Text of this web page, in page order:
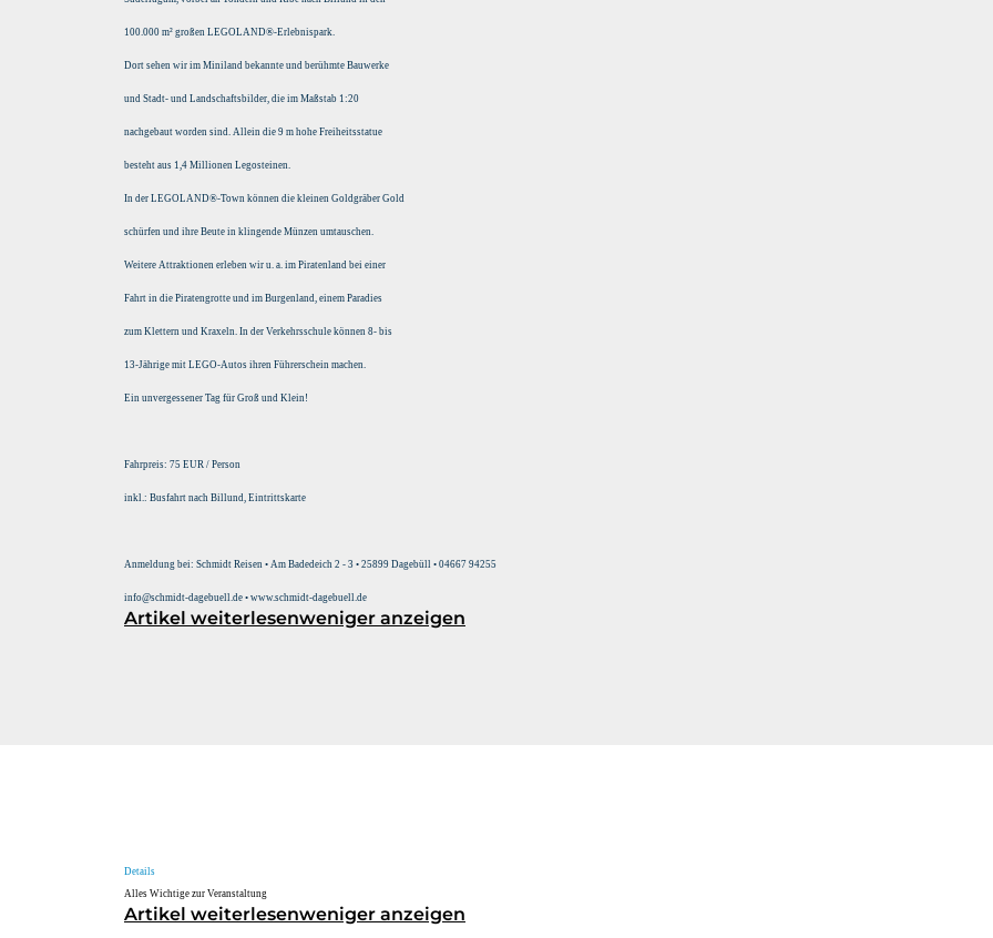
100.000 m² großen LEGOLAND®-Erlebnispark.
Dort sehen wir im Miniland bekannte und berühmte Bauwerke
und Stadt- und Landschaftsbilder, die im Maßstab 1:20
nachgebaut worden sind. Allein die 9 m hohe Freiheitsstatue
besteht aus 1,4 Millionen Legosteinen.
In der LEGOLAND®-Town können die kleinen Goldgräber Gold
schürfen und ihre Beute in klingende Münzen umtauschen.
Weitere Attraktionen erleben wir u. a. im Piratenland bei einer
Fahrt in die Piratengrotte und im Burgenland, einem Paradies
zum Klettern und Kraxeln. In der Verkehrsschule können 8- bis
13-Jährige mit LEGO-Autos ihren Führerschein machen.
Ein unvergessener Tag für Groß und Klein!
Fahrpreis: 75 EUR / Person
inkl.: Busfahrt nach Billund, Eintrittskarte
Anmeldung bei: Schmidt Reisen • Am Badedeich 2 - 3 • 25899 Dagebüll • 04667 94255
info@schmidt-dagebuell.de • www.schmidt-dagebuell.de
Artikel weiterlesenweniger anzeigen
Details
Alles Wichtige zur Veranstaltung
Artikel weiterlesenweniger anzeigen